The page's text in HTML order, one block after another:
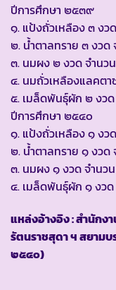
ปีการศึกษา ๒๕๓๙
๑. แป้งถั่วเหลือง ๓ งว
๒. น้ำตาลทราย ๓ งวด
๓. นมผง ๒ งวด จำนว
๔. นมถั่วเหลืองแลคต
๕. เมล็ดพันธุ์ผัก ๒ งว
ปีการศึกษา ๒๕๔๐
๑. แป้งถั่วเหลือง ๑ งว
๒. น้ำตาลทราย ๑ งวด
๓. นมผง ๑ งวด จำนว
๔. เมล็ดพันธุ์ผัก ๑ งว
แหล่งอ้างอิง : สำนักง
รัตนราชสุดา ฯ สยาม
๒๕๔๐)